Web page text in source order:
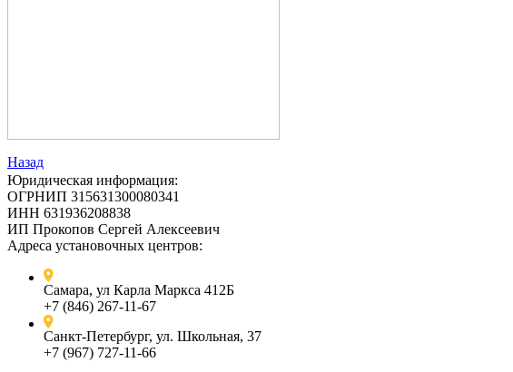
Назад
Юридическая информация:
ОГРНИП 315631300080341
ИНН 631936208838
ИП Прокопов Сергей Алексеевич
Адреса установочных центров:
Самара, ул Карла Маркса 412Б
+7 (846) 267-11-67
Санкт-Петербург, ул. Школьная, 37
+7 (967) 727-11-66